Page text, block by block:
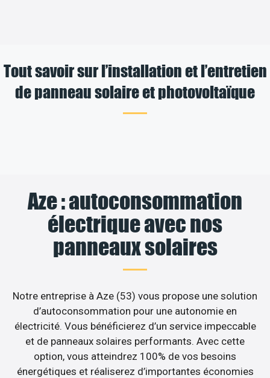
Tout savoir sur l’installation et l’entretien
de panneau solaire et photovoltaïque
Aze : autoconsommation
électrique avec nos
panneaux solaires
Notre entreprise à Aze (53) vous propose une solution
d’autoconsommation pour une autonomie en
électricité. Vous bénéficierez d’un service impeccable
et de panneaux solaires performants. Avec cette
option, vous atteindrez 100% de vos besoins
énergétiques et réaliserez d’importantes économies